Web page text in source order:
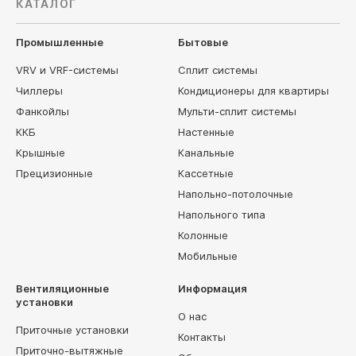
КАТАЛОГ
Промышленные
VRV и VRF-системы
Чиллеры
Фанкойлы
ККБ
Крышные
Прецизионные
Бытовые
Сплит системы
Кондиционеры для квартиры
Мульти-сплит системы
Настенные
Канальные
Кассетные
Напольно-потолочные
Напольного типа
Колонные
Мобильные
Вентиляционные
установки
Приточные установки
Приточно-вытяжные
Информация
О нас
Контакты